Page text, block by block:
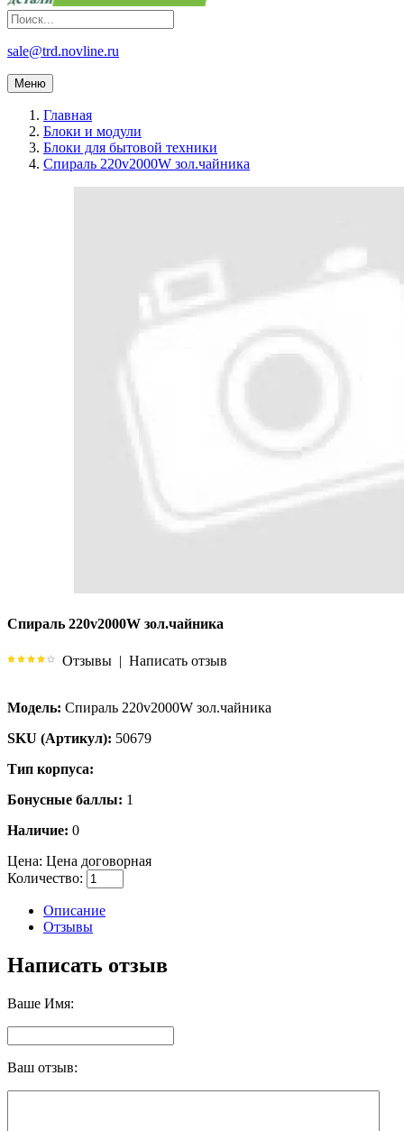
sale@trd.novline.ru
Меню
Главная
Блоки и модули
Блоки для бытовой техники
Спираль 220v2000W зол.чайника
Спираль 220v2000W зол.чайника
Отзывы | Написать отзыв
Модель: Спираль 220v2000W зол.чайника
SKU (Артикул): 50679
Тип корпуса:
Бонусные баллы: 1
Наличие: 0
Цена: Цена договорная
Количество:
Описание
Отзывы
Написать отзыв
Ваше Имя:
Ваш отзыв: